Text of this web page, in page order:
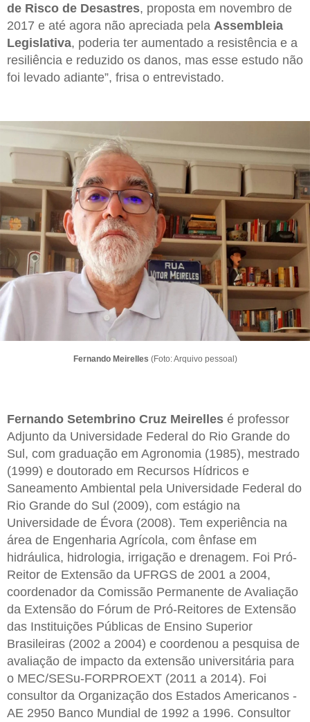
de Risco de Desastres, proposta em novembro de
2017 e até agora não apreciada pela Assembleia
Legislativa, poderia ter aumentado a resistência e a
resiliência e reduzido os danos, mas esse estudo não
foi levado adiante”, frisa o entrevistado.
Fernando Meirelles (Foto: Arquivo pessoal)
Fernando Setembrino Cruz Meirelles é professor
Adjunto da Universidade Federal do Rio Grande do
Sul, com graduação em Agronomia (1985), mestrado
(1999) e doutorado em Recursos Hídricos e
Saneamento Ambiental pela Universidade Federal do
Rio Grande do Sul (2009), com estágio na
Universidade de Évora (2008). Tem experiência na
área de Engenharia Agrícola, com ênfase em
hidráulica, hidrologia, irrigação e drenagem. Foi Pró-
Reitor de Extensão da UFRGS de 2001 a 2004,
coordenador da Comissão Permanente de Avaliação
da Extensão do Fórum de Pró-Reitores de Extensão
das Instituições Públicas de Ensino Superior
Brasileiras (2002 a 2004) e coordenou a pesquisa de
avaliação de impacto da extensão universitária para
o MEC/SESu-FORPROEXT (2011 a 2014). Foi
consultor da Organização dos Estados Americanos -
AE 2950 Banco Mundial de 1992 a 1996. Consultor